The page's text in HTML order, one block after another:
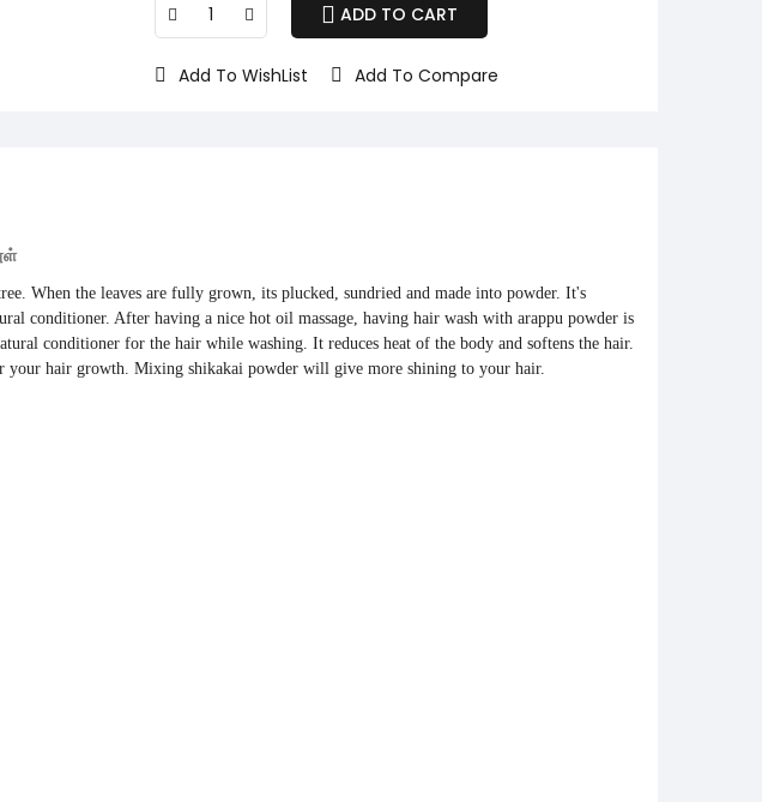
ADD TO CART
Add To WishList Add To Compare
. When the leaves are fully grown, its plucked, sundried and made into powder. It's
conditioner. After having a nice hot oil massage, having hair wash with arappu powder is
conditioner for the hair while washing. It reduces heat of the body and softens the hair.
your hair growth. Mixing shikakai powder will give more shining to your hair.